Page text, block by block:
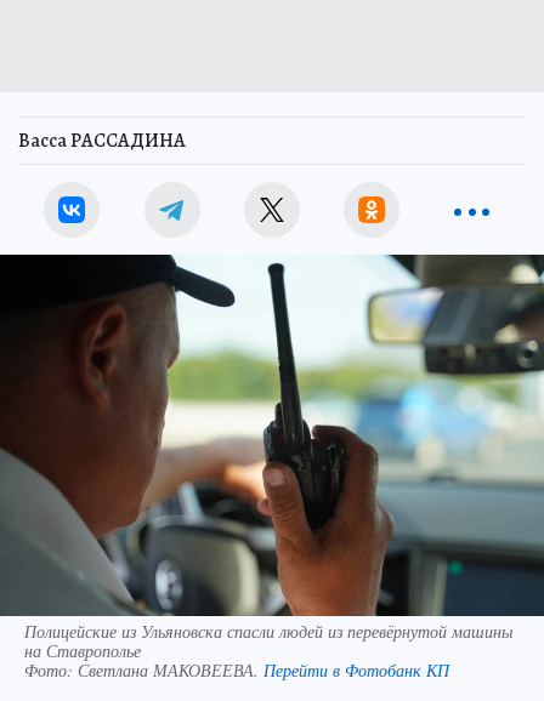
Васса РАССАДИНА
Полицейские из Ульяновска спасли людей из перевёрнутой машины
на Ставрополье
Фото: Светлана МАКОВЕЕВА. Перейти в Фотобанк КП